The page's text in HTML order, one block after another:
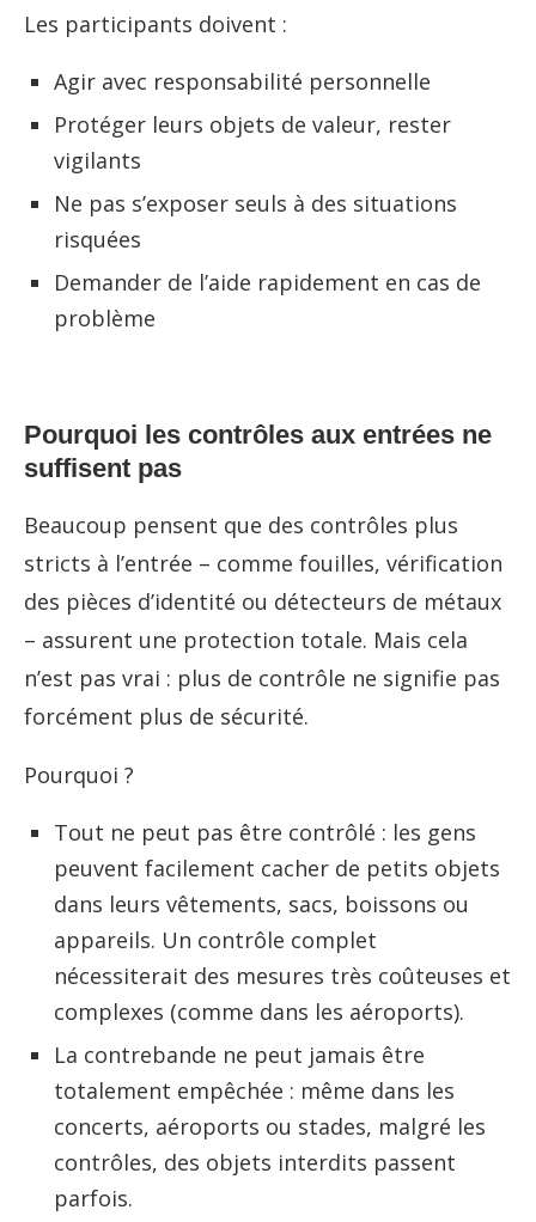
Les participants doivent :
Agir avec responsabilité personnelle
Protéger leurs objets de valeur, rester
vigilants
Ne pas s’exposer seuls à des situations
risquées
Demander de l’aide rapidement en cas de
problème
Pourquoi les contrôles aux entrées ne
suffisent pas
Beaucoup pensent que des contrôles plus
stricts à l’entrée – comme fouilles, vérification
des pièces d’identité ou détecteurs de métaux
– assurent une protection totale. Mais cela
n’est pas vrai : plus de contrôle ne signifie pas
forcément plus de sécurité.
Pourquoi ?
Tout ne peut pas être contrôlé : les gens
peuvent facilement cacher de petits objets
dans leurs vêtements, sacs, boissons ou
appareils. Un contrôle complet
nécessiterait des mesures très coûteuses et
complexes (comme dans les aéroports).
La contrebande ne peut jamais être
totalement empêchée : même dans les
concerts, aéroports ou stades, malgré les
contrôles, des objets interdits passent
parfois.